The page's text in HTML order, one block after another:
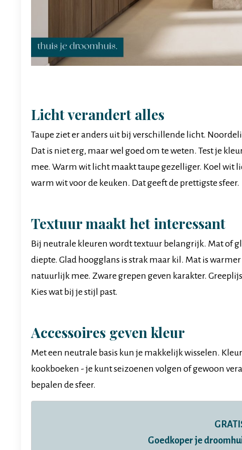
Licht verandert alles
Taupe ziet er anders uit bij verschillende licht.
Dat is niet erg, maar wel goed om te weten. Test je
mee. Warm wit licht maakt taupe gezelliger. Koel wit
warm wit voor de keuken. Dat geeft de prettigste sfeer.
Textuur maakt het interessant
Bij neutrale kleuren wordt textuur belangrijk. Mat of
diepte. Glad hoogglans is strak maar kil. Mat is
natuurlijk mee. Zware grepen geven karakter.
Kies wat bij je stijl past.
Accessoires geven kleur
Met een neutrale basis kun je makkelijk wisselen.
kookboeken - je kunt seizoenen volgen of gewoon
bepalen de sfeer.
Goedkoper je